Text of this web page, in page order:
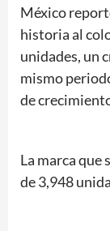
México
historia al
unidades, un
mismo
de
La marca que
de 3,948